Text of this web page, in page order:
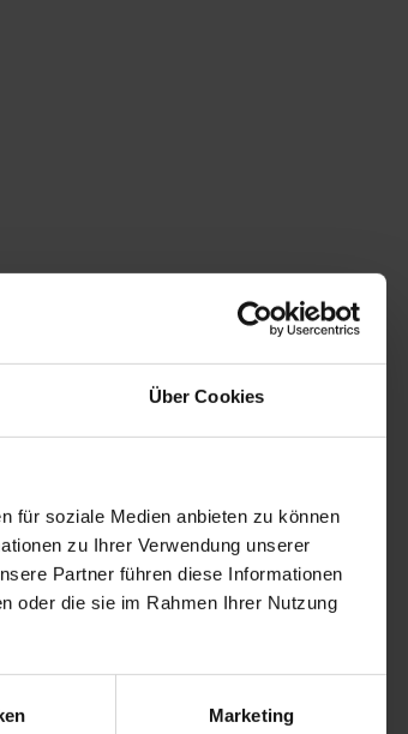
Über Cookies
für soziale Medien anbieten zu können
zu Ihrer Verwendung unserer
Partner führen diese Informationen
oder die sie im Rahmen Ihrer Nutzung
Marketing